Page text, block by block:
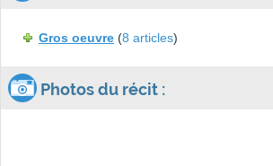
Gros oeuvre (8 articles)
Photos du récit :